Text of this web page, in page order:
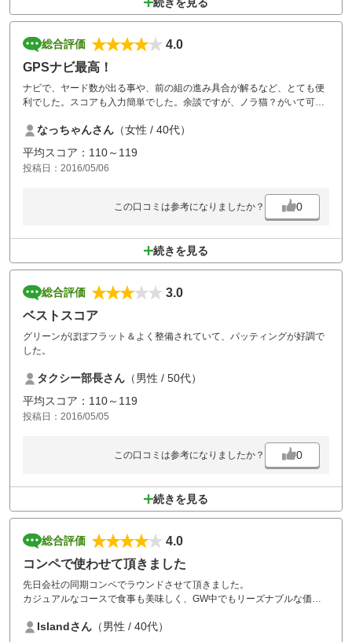
総合評価
4.0
GPSナビ最高！
ナビで、ヤード数が出る事や、前の組の進み具合が解るなど、とても便
利でした。スコアも入力簡単でした。余談ですが、ノラ猫？がいて可愛
なっちゃんさん （女性 / 40代）
平均スコア：110～119
投稿日：2016/05/06
この口コミは参考になりましたか？ 0
続きを見る
総合評価
3.0
ベストスコア
グリーンがぼぼフラット＆よく整備されていて、パッティングが好調で
した。
タクシー部長さん （男性 / 50代）
平均スコア：110～119
投稿日：2016/05/05
この口コミは参考になりましたか？ 0
続きを見る
総合評価
4.0
コンペで使わせて頂きました
先日会社の同期コンペでラウンドさせて頂きました。
カジュアルなコースで食事も美味しく、GW中でもリーズナブルな価格
また行きたいと思います。
Islandさん （男性 / 40代）